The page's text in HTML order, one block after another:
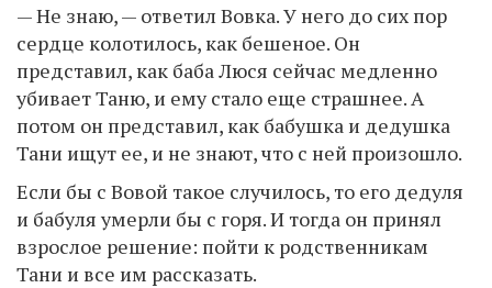
— Не знаю, — ответил Вовка. У него до сих пор
сердце колотилось, как бешеное. Он
представил, как баба Люся сейчас медленно
убивает Таню, и ему стало еще страшнее. А
потом он представил, как бабушка и дедушка
Тани ищут ее, и не знают, что с ней произошло.
Если бы с Вовой такое случилось, то его дедуля
и бабуля умерли бы с горя. И тогда он принял
взрослое решение: пойти к родственникам
Тани и все им рассказать.